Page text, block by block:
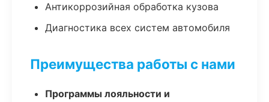
Антикоррозийная обработка кузова
Диагностика всех систем автомобиля
Преимущества работы с нами
Программы лояльности и